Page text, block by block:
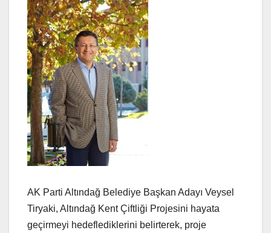
AK Parti Altındağ Belediye Başkan Adayı Veysel
Tiryaki, Altındağ Kent Çiftliği Projesini hayata
geçirmeyi hedeflediklerini belirterek, proje